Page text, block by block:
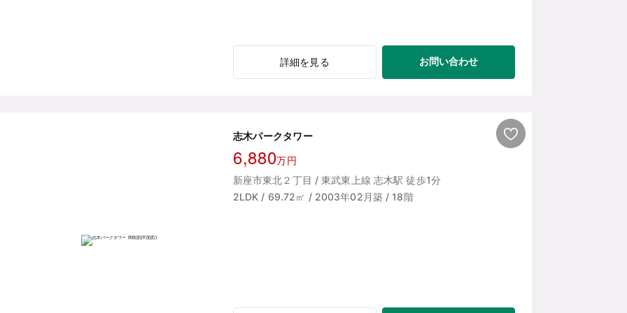
詳細を見る お問い合わせ
志木パークタワー
6,880万円
新座市東北２丁目 / 東武東上線 志木駅 徒歩1分
2LDK / 69.72㎡ / 2003年02月築 / 18階